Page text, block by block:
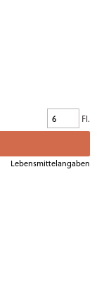
Fl.
Lebensmittelangaben